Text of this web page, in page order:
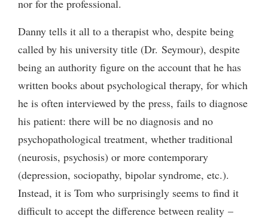
nor for the professional.
Danny tells it all to a therapist who, despite being
called by his university title (Dr. Seymour), despite
being an authority figure on the account that he has
written books about psychological therapy, for which
he is often interviewed by the press, fails to diagnose
his patient: there will be no diagnosis and no
psychopathological treatment, whether traditional
(neurosis, psychosis) or more contemporary
(depression, sociopathy, bipolar syndrome, etc.).
Instead, it is Tom who surprisingly seems to find it
difficult to accept the difference between reality –